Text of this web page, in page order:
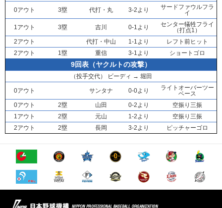
0アウト 3塁 代打・ 丸 3-2より
サードファウルフラ
イ
1アウト 3塁 吉川 0-1より
センター犠牲フライ
（打点1）
2アウト
代打・ 中山 1-1より
レフト前ヒット
2アウト
1塁 重信 3-1より ショートゴロ
9回表（ヤクルトの攻撃）
（投手交代） ビーディ → 堀田
0アウト サンタナ 0-0より
ライトオーバーツー
ベース
0アウト
2塁 山田 0-2より
空振り三振
1アウト
2塁 元山 1-2より
空振り三振
2アウト
2塁 長岡 3-2より ピッチャーゴロ